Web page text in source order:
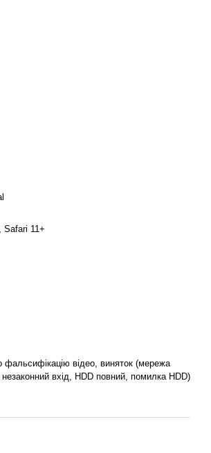
Safari 11+
фальсифікацію відео, виняток (мережа
вхід, HDD повний, помилка HDD)